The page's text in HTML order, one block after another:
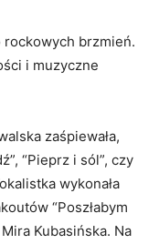
rockowych brzmień.
i muzyczne
zaśpiewała,
“Pieprz i sól”, czy
wykonała
“Poszłabym
Kubasińska. Na